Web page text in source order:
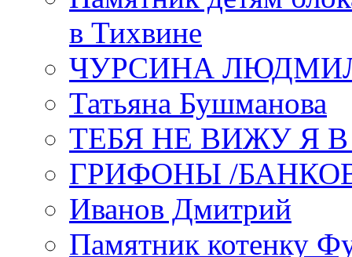
в Тихвине
ЧУРСИНА
Татьяна Бушманова
ТЕБЯ НЕ ВИЖУ Я
ГРИФОНЫ /
Иванов Дмитрий
Памятник котенку